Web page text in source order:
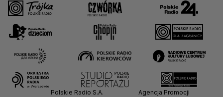
Polskie Radio S.A.
Agencja Promocji